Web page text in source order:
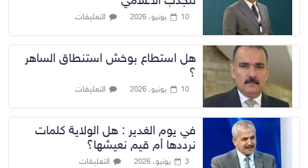
10 يونيو، 2026 التعليقات
هل استطاع بوخش استنطاق الساهر
؟
10 يونيو، 2026 التعليقات
في يوم الغدير : هل الولاية كلمات
نرددها أم قيم نعيشها؟
3 يونيو، 2026 التعليقات